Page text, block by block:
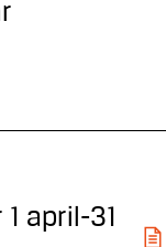
april-31